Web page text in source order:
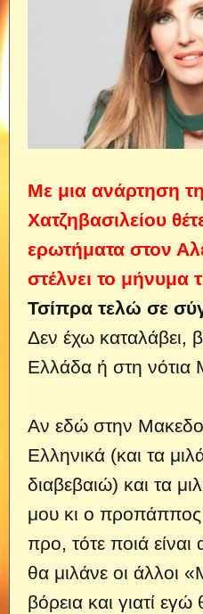
Με μια ανάρτηση
Χατζηβασιλείου
ερωτήματα στον
στέλνει το μήνυμα
Τσίπρα τελώ σε
Δεν έχω καταλάβει,
Ελλάδα ή στη νότια
Αν εδώ στην
Ελληνικά (και τα
διαβεβαιώ) και τα
μου κι ο προπάππος
προ, τότε ποιά
θα μιλάνε οι άλλοι
βόρεια και γιατί